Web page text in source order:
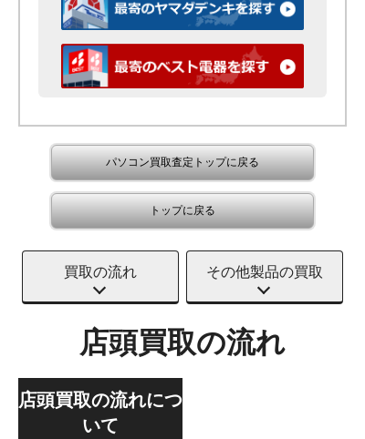
パソコン買取査定トップに戻る
トップに戻る
買取の流れ その他製品の買取
店頭買取の流れ
店頭買取の流れにつ
いて